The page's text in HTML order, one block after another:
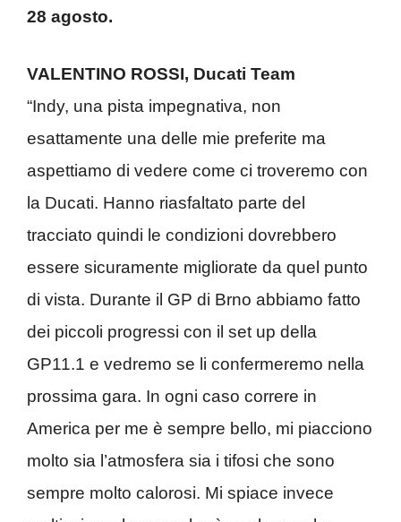
28 agosto.
VALENTINO ROSSI, Ducati Team
“Indy, una pista impegnativa, non
esattamente una delle mie preferite ma
aspettiamo di vedere come ci troveremo con
la Ducati. Hanno riasfaltato parte del
tracciato quindi le condizioni dovrebbero
essere sicuramente migliorate da quel punto
di vista. Durante il GP di Brno abbiamo fatto
dei piccoli progressi con il set up della
GP11.1 e vedremo se li confermeremo nella
prossima gara. In ogni caso correre in
America per me è sempre bello, mi piacciono
molto sia l’atmosfera sia i tifosi che sono
sempre molto calorosi. Mi spiace invece